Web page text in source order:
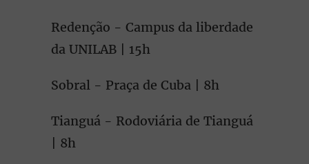
Redenção - Campus da liberdade
da UNILAB | 15h
Sobral - Praça de Cuba | 8h
Tianguá - Rodoviária de Tianguá
| 8h